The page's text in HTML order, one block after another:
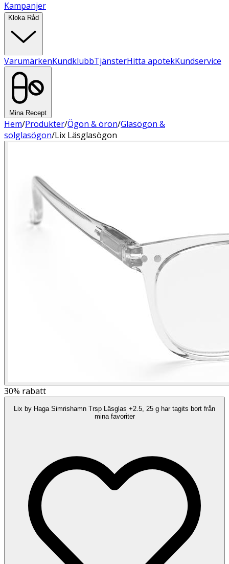
Kampanjer
Kloka Råd
VarumärkenKundklubbTjänsterHitta apotekKundservice
Mina Recept
Hem/Produkter/Ögon & öron/Glasögon &
solglasögon/Lix Läsglasögon
30% rabatt
Lix by Haga Simrishamn Trsp Läsglas +2.5, 25 g har tagits bort från
mina favoriter